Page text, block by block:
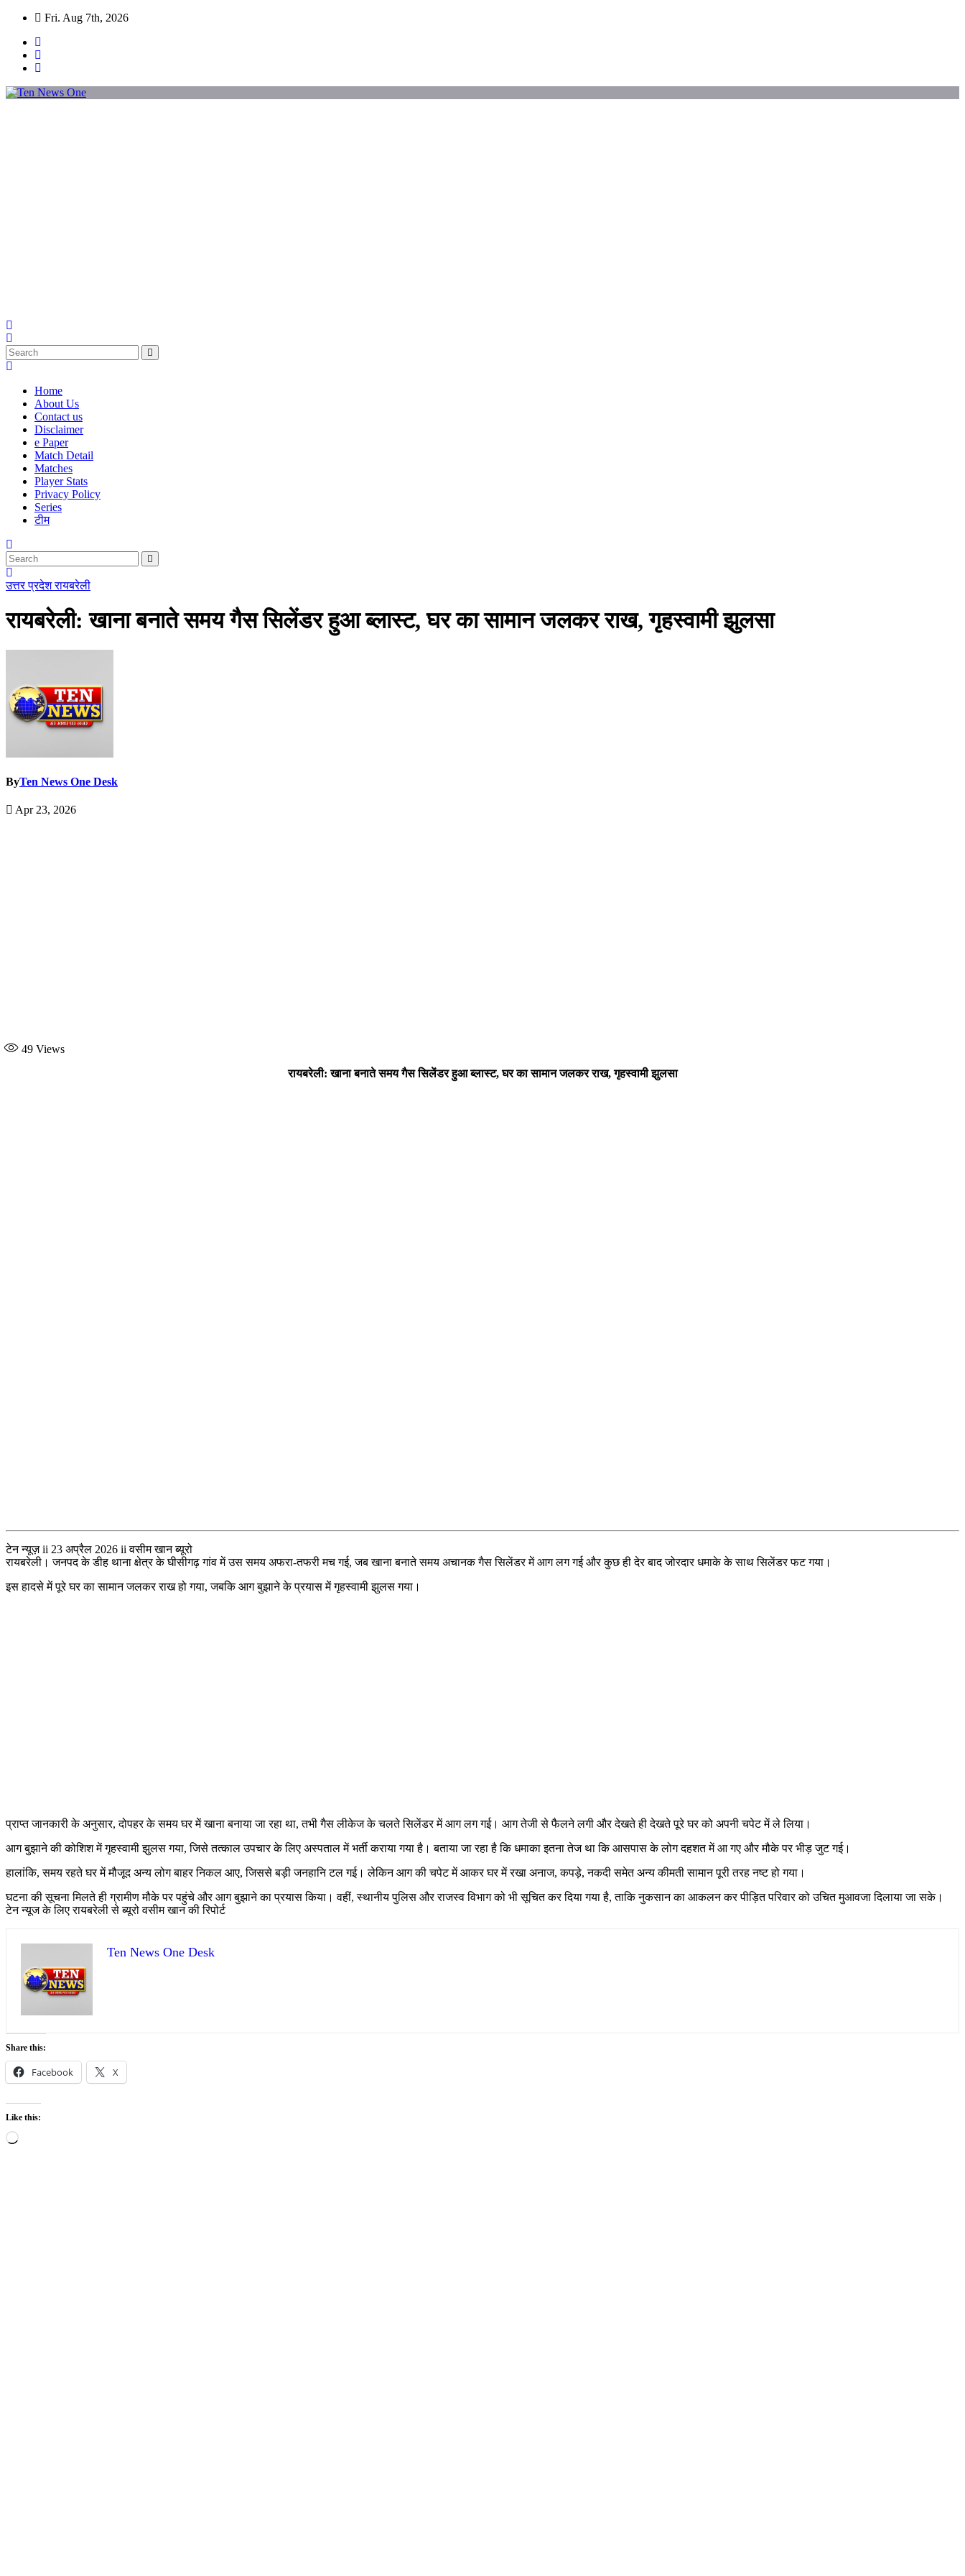
Skip
content
Fri. Aug 7th, 2026
Home
About Us
Contact us
Disclaimer
e Paper
Match Detail
Matches
Player Stats
Privacy Policy
Series
टीम
उत्तर प्रदेशरायबरेली
रायबरेली: खाना बनाते समय गैस सिलेंडर हुआ ब्लास्ट, घर का सामान जलकर राख, गृहस्वामी झुलसा
ByTen News One Desk
Apr 23, 2026
49 Views
रायबरेली: खाना बनाते समय गैस सिलेंडर हुआ ब्लास्ट, घर का सामान जलकर राख, गृहस्वामी झुलसा
टेन न्यूज़ ii 23 अप्रैल 2026 ii वसीम खान ब्यूरो
रायबरेली। जनपद के डीह थाना क्षेत्र के घीसीगढ़ गांव में उस समय अफरा-तफरी मच गई, जब खाना बनाते समय अचानक गैस सिलेंडर में आग लग गई और कुछ ही देर बाद जोरदार धमाके के साथ सिलेंडर फट गया।
इस हादसे में पूरे घर का सामान जलकर राख हो गया, जबकि आग बुझाने के प्रयास में गृहस्वामी झुलस गया।
प्राप्त जानकारी के अनुसार, दोपहर के समय घर में खाना बनाया जा रहा था, तभी गैस लीकेज के चलते सिलेंडर में आग लग गई। आग तेजी से फैलने लगी और देखते ही देखते पूरे घर को अपनी चपेट में ले लिया।
आग बुझाने की कोशिश में गृहस्वामी झुलस गया, जिसे तत्काल उपचार के लिए अस्पताल में भर्ती कराया गया है। बताया जा रहा है कि धमाका इतना तेज था कि आसपास के लोग दहशत में आ गए और मौके पर भीड़ जुट गई।
हालांकि, समय रहते घर में मौजूद अन्य लोग बाहर निकल आए, जिससे बड़ी जनहानि टल गई। लेकिन आग की चपेट में आकर घर में रखा अनाज, कपड़े, नकदी समेत अन्य कीमती सामान पूरी तरह नष्ट हो गया।
घटना की सूचना मिलते ही ग्रामीण मौके पर पहुंचे और आग बुझाने का प्रयास किया। वहीं, स्थानीय पुलिस और राजस्व विभाग को भी सूचित कर दिया गया है, ताकि नुकसान का आकलन कर पीड़ित परिवार को उचित मुआवजा दिलाया जा सके।
टेन न्यूज के लिए रायबरेली से ब्यूरो वसीम खान की रिपोर्ट
Ten News One Desk
Share this:
Facebook X
Like this:
Loading…